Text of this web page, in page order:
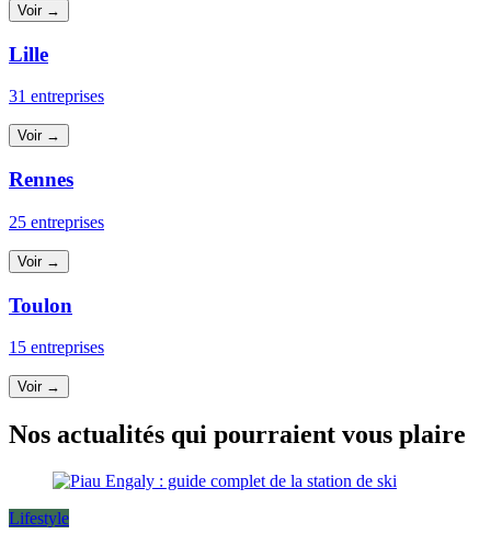
Voir →
Lille
31 entreprises
Voir →
Rennes
25 entreprises
Voir →
Toulon
15 entreprises
Voir →
Nos actualités qui pourraient vous plaire
Lifestyle